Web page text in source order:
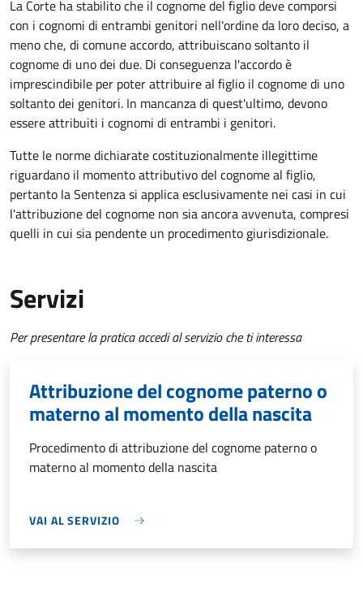
La Corte ha stabilito che il cognome del figlio deve comporsi
con i cognomi di entrambi genitori nell'ordine da loro deciso, a
meno che, di comune accordo, attribuiscano soltanto il
cognome di uno dei due. Di conseguenza l'accordo è
imprescindibile per poter attribuire al figlio il cognome di uno
soltanto dei genitori. In mancanza di quest'ultimo, devono
essere attribuiti i cognomi di entrambi i genitori.
Tutte le norme dichiarate costituzionalmente illegittime
riguardano il momento attributivo del cognome al figlio,
pertanto la Sentenza si applica esclusivamente nei casi in cui
l'attribuzione del cognome non sia ancora avvenuta, compresi
quelli in cui sia pendente un procedimento giurisdizionale.
Servizi
Per presentare la pratica accedi al servizio che ti interessa
Attribuzione del cognome paterno o
materno al momento della nascita
Procedimento di attribuzione del cognome paterno o
materno al momento della nascita
VAI AL SERVIZIO